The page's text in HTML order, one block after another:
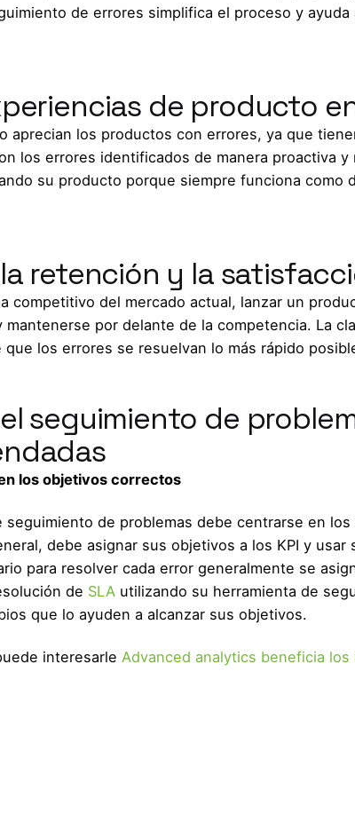
de errores simplifica el proceso y
de producto
aprecian los productos con errores, ya que
los errores identificados de manera proactiva
su producto porque siempre funciona como
retención y la
competitivo del mercado actual, lanzar un
mantenerse por delante de la competencia. La
que los errores se resuelvan lo más rápido
seguimiento de
los objetivos correctos
seguimiento de problemas debe centrarse en
debe asignar sus objetivos a los KPI y
para resolver cada error generalmente se
de SLA utilizando su herramienta de
que lo ayuden a alcanzar sus objetivos.
interesarle Advanced analytics beneficia